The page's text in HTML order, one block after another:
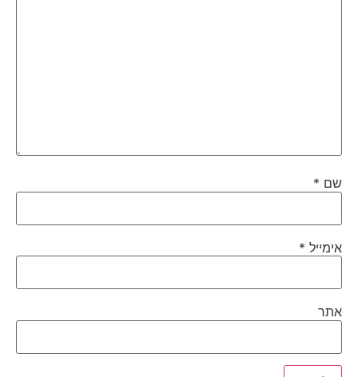
שם*
אימייל*
אתר